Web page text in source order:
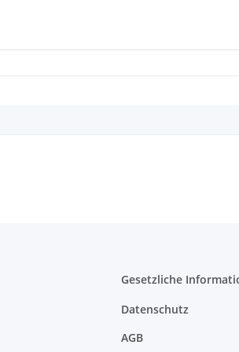
Gesetzliche
Datenschutz
AGB